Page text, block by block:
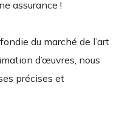
assurance !
du marché de l’art
d’œuvres, nous
précises et